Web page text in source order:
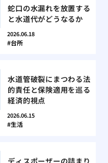
蛇口の水漏れを放置する
と水道代がどうなるか
2026.06.18
台所
水道管破裂にまつわる法
的責任と保険適用を巡る
経済的視点
2026.06.15
生活
ディスポーザーの詰まり